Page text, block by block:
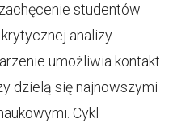
studentów
analizy
umożliwia kontakt
dzielą się najnowszymi
Cykl